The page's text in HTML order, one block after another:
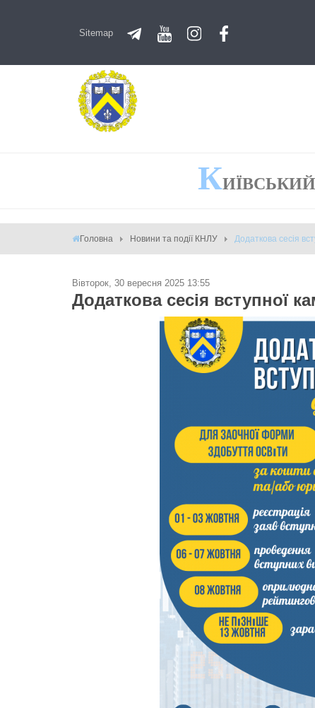
Sitemap
КИЇВСЬКИЙ
Головна Новини та події КНЛУ Додаткова сесія
Вівторок, 30 вересня 2025 13:55
Додаткова сесія вступної